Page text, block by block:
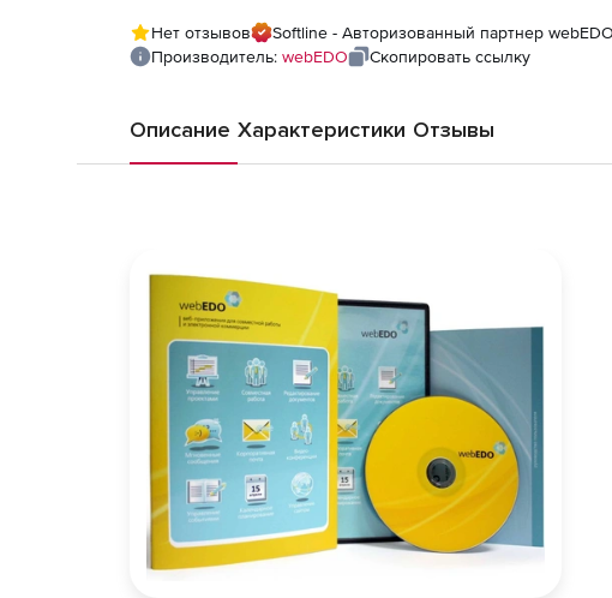
Нет отзывов
Softline - Авторизованный партнер webEDO
Производитель: webEDO Скопировать ссылку
Описание Характеристики Отзывы